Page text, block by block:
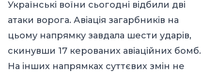
Українські воїни сьогодні відбили дві
атаки ворога. Авіація загарбників на
цьому напрямку завдала шести ударів,
скинувши 17 керованих авіаційних бомб.
На інших напрямках суттєвих змін не